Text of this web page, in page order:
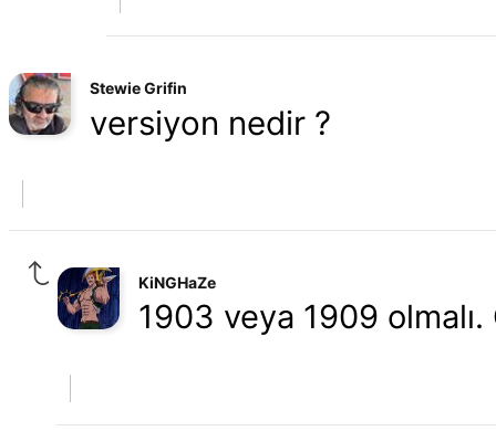
Stewie Grifin
versiyon nedir ?
KiNGHaZe
1903 veya 1909